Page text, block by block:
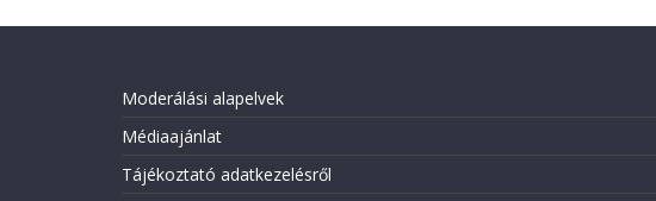
Moderálási alapelvek
Médiaajánlat
Tájékoztató adatkezelésről